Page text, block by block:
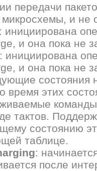
передачи
и не
: инициирована
и она пока не
: инициирована
и она пока не
состояния
время этих
тактов.
состоянию
таблице.
:
после